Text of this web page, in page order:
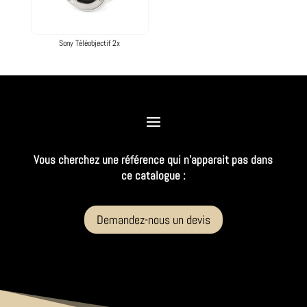
Sony Téléobjectif 2x
Vous cherchez une référence qui n’apparait pas dans
ce catalogue :
Demandez-nous un devis